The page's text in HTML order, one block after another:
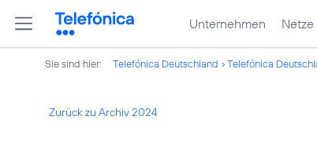
Unternehmen Netze
Sie sind hier: Telefónica Deutschland Telefónica
Zurück zu Archiv 2024